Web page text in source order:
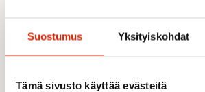
Suostumus Yksityiskohdat
Tämä sivusto käyttää evästeitä
Lightweight, low-bulk single-
Size / head circumstance:
XS = 48-52cm